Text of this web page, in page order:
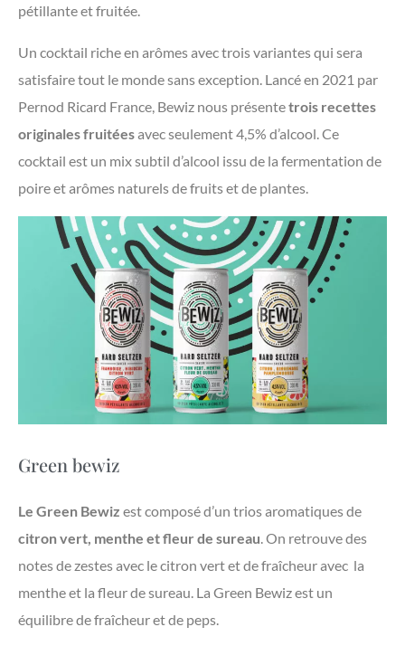
pétillante et fruitée.
Un cocktail riche en arômes avec trois variantes qui sera
satisfaire tout le monde sans exception. Lancé en 2021 par
Pernod Ricard France, Bewiz nous présentetrois recettes
originales fruitéesavec seulement 4,5% d’alcool. Ce
cocktail est un mix subtil d’alcool issu de la fermentation de
poire et arômes naturels de fruits et de plantes.
Green bewiz
Le Green Bewiz est composé d’un trios aromatiques de
citron vert, menthe et fleur de sureau . On retrouve des
notes de zestes avec le citron vert et de fraîcheur avec la
menthe et la fleur de sureau. La Green Bewiz est un
équilibre de fraîcheur et de peps.